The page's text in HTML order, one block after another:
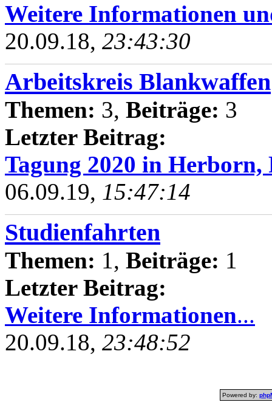
Weitere Informationen
20.09.18, 23:43:30
Arbeitskreis Blankwaffen
Themen: 3, Beiträge: 3
Letzter Beitrag:
Tagung 2020 in Herborn,
06.09.19, 15:47:14
Studienfahrten
Themen: 1, Beiträge: 1
Letzter Beitrag:
Weitere Informationen...
20.09.18, 23:48:52
Powered by: